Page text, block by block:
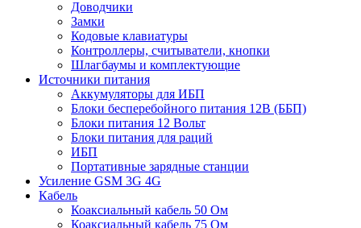
Доводчики
Замки
Кодовые клавиатуры
Контроллеры, считыватели, кнопки
Шлагбаумы и комплектующие
Источники питания
Аккумуляторы для ИБП
Блоки бесперебойного питания 12В (ББП)
Блоки питания 12 Вольт
Блоки питания для раций
ИБП
Портативные зарядные станции
Усиление GSM 3G 4G
Кабель
Коаксиальный кабель 50 Ом
Коаксиальный кабель 75 Ом